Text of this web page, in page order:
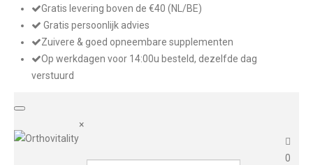
Gratis levering boven de €40 (NL/BE)
Gratis persoonlijk advies
Zuivere & goed opneembare supplementen
Op werkdagen voor 14:00u besteld, dezelfde dag
verstuurd
×
0